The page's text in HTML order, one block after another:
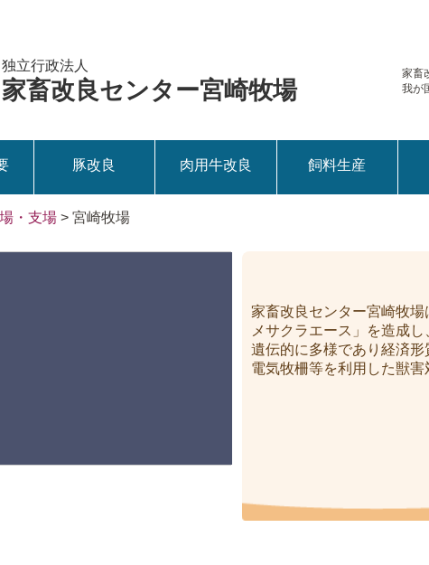
独立行政法人
家畜改良センター宮崎牧場
家畜
我が
豚改良 肉用牛改良 飼料生産
・支場 >宮崎牧場
家畜改良センター宮崎牧
メサクラエース」を造成
遺伝的に多様であり経済形
電気牧柵等を利用した獣害